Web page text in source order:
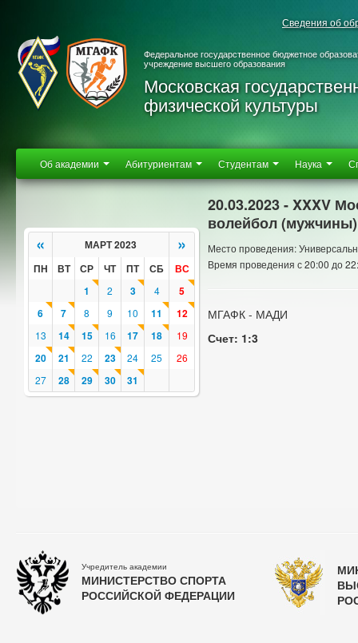
Сведения об
Федеральное государственное бюджетное
учреждение высшего образования
Московская
физической культуры
Об академии Абитуриентам Студентам Наука
« МАРТ 2023 »
ПН ВТ СР ЧТ ПТ СБ
ВС
1
2 3 4
5
6
7 8 9 10 11 12
13 14 15 16 17 18 19
20 21 22 23 24 25
26
27
28 29 30 31
20.03.2023 - XXXV
волейбол (мужчины)
Место проведения:
Время проведения с 20:00 до
МГАФК - МАДИ
Счет: 1:3
Учредитель академии
МИНИСТЕРСТВО СПОРТА
РОССИЙСКОЙ ФЕДЕРАЦИИ